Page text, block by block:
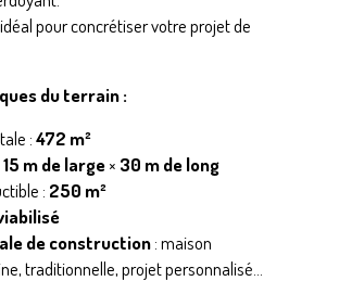
pour concrétiser votre projet de
du terrain :
:472 m²
15 m de large× 30 m de long
: 250 m²
de construction: maison
traditionnelle, projet personnalisé…